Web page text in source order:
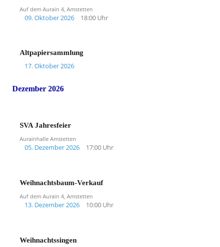
Auf dem Aurain 4, Amstetten
09. Oktober 2026 18:00 Uhr
Altpapiersammlung
17. Oktober 2026
Dezember 2026
SVA Jahresfeier
Aurainhalle Amstetten
05. Dezember 2026 17:00 Uhr
Weihnachtsbaum-Verkauf
Auf dem Aurain 4, Amstetten
13. Dezember 2026 10:00 Uhr
Weihnachtssingen